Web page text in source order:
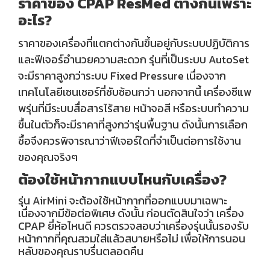
อะไร?
ราคาของเครื่องที่แตกต่างกันขึ้นอยู่กับระบบปฏิบัติการ
และฟีเจอร์อำนวยความสะดวก รุ่นที่เป็นระบบ AutoSet
จะมีราคาสูงกว่าระบบ Fixed Pressure เนื่องจาก
เทคโนโลยีเซนเซอร์ที่ซับซ้อนกว่า นอกจากนี้ เครื่องซีแพ
พรุ่นที่มีระบบสื่อสารไร้สาย หน้าจอสี หรือระบบทำความ
ชื้นในตัวก็จะมีราคาที่สูงกว่ารุ่นพื้นฐาน ดังนั้นการเลือก
ซื้อจึงควรพิจารณาว่าฟีเจอร์ใดที่จำเป็นต่อการใช้งาน
ของคุณจริงๆ
ต้องใช้หน้ากากแบบไหนกับเครื่อง?
รุ่น AirMini จะต้องใช้หน้ากากที่ออกแบบมาเฉพาะ
เนื่องจากมีข้อต่อพิเศษ ดังนั้น ก่อนตัดสินใจว่า เครื่อง
CPAP ยี่ห้อไหนดี ควรตรวจสอบว่าเครื่องรุ่นนั้นรองรับ
หน้ากากที่คุณสวมใส่แล้วสบายหรือไม่ เพื่อให้การนอน
หลับของคุณราบรื่นตลอดคืน